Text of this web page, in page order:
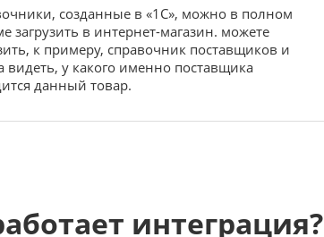
созданные в «1С», можно в полном
загрузить в интернет-магазин. можете
к примеру, справочник поставщиков и
видеть, у какого именно поставщика
данный товар.
интеграция?